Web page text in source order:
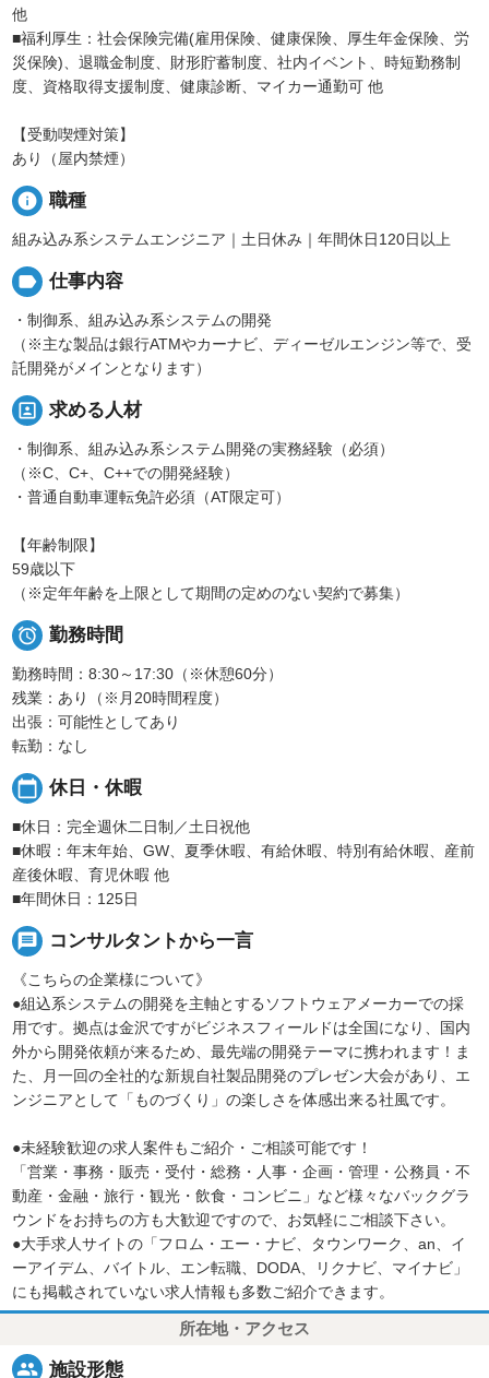
他
■福利厚生：社会保険完備(雇用保険、健康保険、厚生年金保険、労
災保険)、退職金制度、財形貯蓄制度、社内イベント、時短勤務制
度、資格取得支援制度、健康診断、マイカー通勤可 他
【受動喫煙対策】
あり（屋内禁煙）
info 職種
組み込み系システムエンジニア｜土日休み｜年間休日120日以上
label 仕事内容
・制御系、組み込み系システムの開発
（※主な製品は銀行ATMやカーナビ、ディーゼルエンジン等で、受
託開発がメインとなります）
portrait 求める人材
・制御系、組み込み系システム開発の実務経験（必須）
（※C、C+、C++での開発経験）
・普通自動車運転免許必須（AT限定可）
【年齢制限】
59歳以下
（※定年年齢を上限として期間の定めのない契約で募集）
 勤務時間
勤務時間：8:30～17:30（※休憩60分）
残業：あり（※月20時間程度）
出張：可能性としてあり
転勤：なし
calendar_today 休日・休暇
■休日：完全週休二日制／土日祝他
■休暇：年末年始、GW、夏季休暇、有給休暇、特別有給休暇、産前
産後休暇、育児休暇 他
■年間休日：125日
message コンサルタントから一言
《こちらの企業様について》
●組込系システムの開発を主軸とするソフトウェアメーカーでの採
用です。拠点は金沢ですがビジネスフィールドは全国になり、国内
外から開発依頼が来るため、最先端の開発テーマに携われます！ま
た、月一回の全社的な新規自社製品開発のプレゼン大会があり、エ
ンジニアとして「ものづくり」の楽しさを体感出来る社風です。
●未経験歓迎の求人案件もご紹介・ご相談可能です！
「営業・事務・販売・受付・総務・人事・企画・管理・公務員・不
動産・金融・旅行・観光・飲食・コンビニ」など様々なバックグラ
ウンドをお持ちの方も大歓迎ですので、お気軽にご相談下さい。
●大手求人サイトの「フロム・エー・ナビ、タウンワーク、an、イ
ーアイデム、バイトル、エン転職、DODA、リクナビ、マイナビ」
にも掲載されていない求人情報も多数ご紹介できます。
所在地・アクセス
people 施設形態